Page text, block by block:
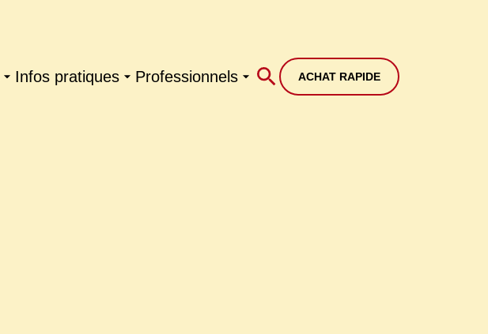
Infos pratiques Professionnels ACHAT RAPIDE